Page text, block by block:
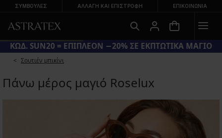
ΣΥΜΒΟΥΛΕΣ ΑΛΛΑΓΉ ΚΑΙ ΕΠΙΣΤΡΟΦΉ ΕΠΙΚΟΙΝΩΝΊΑ
ΚΩΔ. SUN20 = ΕΠΙΠΛΕΟΝ −20% ΣΕ ΕΚΠΤΩΤΙΚΑ ΜΑΓΙΟ
Σουτιέν μπικίνι
Πάνω μέρος μαγιό Roselux